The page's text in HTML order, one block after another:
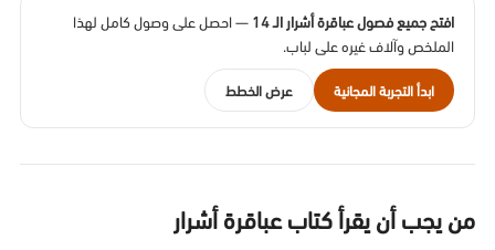
افتح جميع فصول عباقرة أشرار الـ 14
— احصل على وصول كامل لهذا
الملخص وآلاف غيره على لباب.
ابدأ التجربة المجانية عرض الخطط
من يجب أن يقرأ كتاب عباقرة أشرار